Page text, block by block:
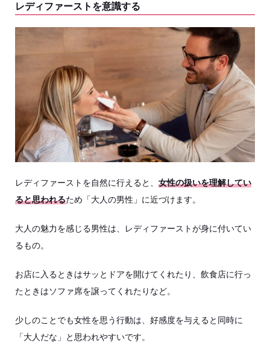
レディファーストを意識する
レディファーストを自然に行えると、 女性の扱いを理解してい
ると思われるため「大人の男性」に近づけます。
大人の魅力を感じる男性は、レディファーストが身に付いてい
るもの。
お店に入るときはサッとドアを開けてくれたり、飲食店に行っ
たときはソファ席を譲ってくれたりなど。
少しのことでも女性を思う行動は、好感度を与えると同時に
「大人だな」と思われやすいです。